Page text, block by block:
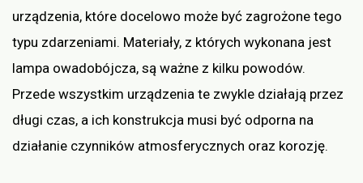
urządzenia, które docelowo może być zagrożone tego
typu zdarzeniami. Materiały, z których wykonana jest
lampa owadobójcza, są ważne z kilku powodów.
Przede wszystkim urządzenia te zwykle działają przez
długi czas, a ich konstrukcja musi być odporna na
działanie czynników atmosferycznych oraz korozję.